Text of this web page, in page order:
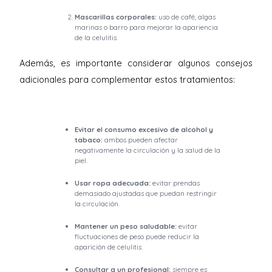
Mascarillas corporales: uso de café, algas
marinas o barro para mejorar la apariencia
de la celulitis.
Además, es importante considerar algunos consejos
adicionales para complementar estos tratamientos:
Evitar el consumo excesivo de alcohol y
tabaco: ambos pueden afectar
negativamente la circulación y la salud de la
piel.
Usar ropa adecuada: evitar prendas
demasiado ajustadas que puedan restringir
la circulación.
Mantener un peso saludable: evitar
fluctuaciones de peso puede reducir la
aparición de celulitis.
Consultar a un profesional: siempre es